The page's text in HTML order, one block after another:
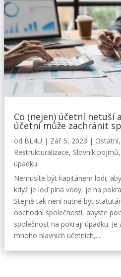
Co (nejen) účetní netuší
účetní může zachránit
od BL4U | Zář 5, 2023 | Ostatní,
Restrukturalizace, Slovník pojmů,
úpadku
Nemusíte být kapitánem lodi,
když je loď plná vody, je na
Stejně tak není nutné být
obchodní společnosti, abyste
společnost na pokraji úpadku. Je
mnoho hlavních účetních,...